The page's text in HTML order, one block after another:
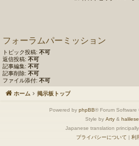
フォーラムパーミッション
トピック投稿: 不可
返信投稿: 不可
記事編集: 不可
記事削除: 不可
ファイル添付: 不可
ホーム 掲示板トップ
Powered by phpBB® Forum Software
Style by Arty &
Japanese translation
プライバシーについて | 利